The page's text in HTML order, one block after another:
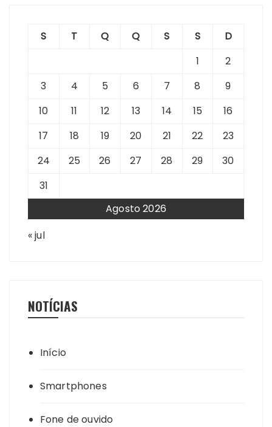
Agosto 2026
S T Q Q S S
D
1
2
3
4 5 6 7 8
9
10
11 12 13 14 15
16
17
18 19 20 21 22
23
24
25 26 27 28 29
30
31
« jul
NOTÍCIAS
Início
Smartphones
Fone de ouvido